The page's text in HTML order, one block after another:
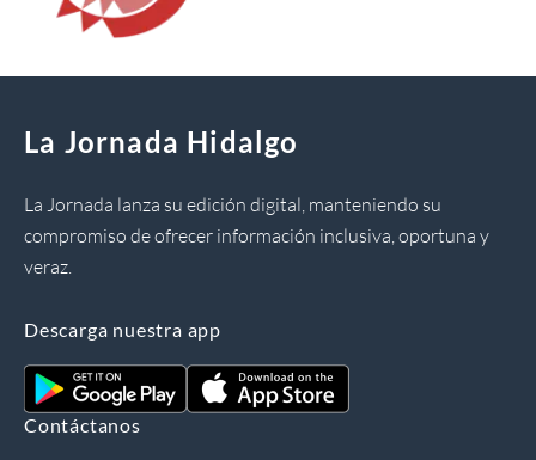
La Jornada Hidalgo
La Jornada lanza su edición digital, manteniendo su
compromiso de ofrecer información inclusiva, oportuna y
veraz.
Descarga nuestra app
Contáctanos